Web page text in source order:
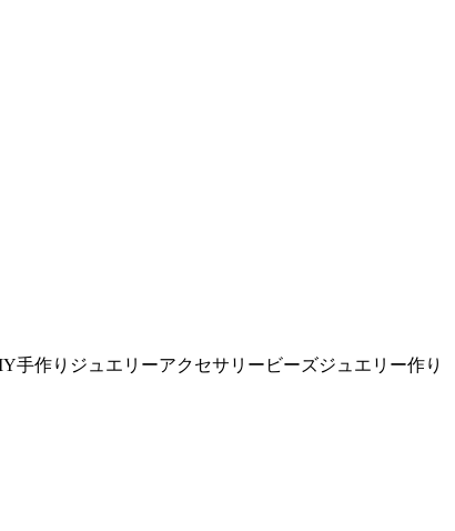
作りジュエリーアクセサリービーズジュエリー作り